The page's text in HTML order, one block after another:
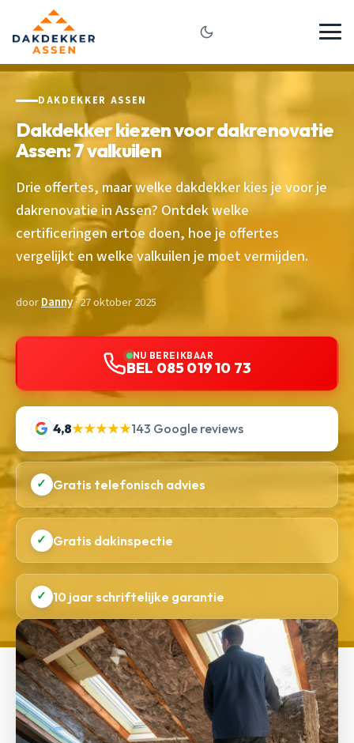
DAKDEKKER ASSEN
Dakdekker kiezen voor dakrenovatie
Assen: 7 valkuilen
Drie offertes, maar welke dakdekker kies je voor je
dakrenovatie in Assen? Ontdek welke
certificeringen ertoe doen, hoe je offertes
vergelijkt en welke valkuilen je moet vermijden.
doorDanny· 27 oktober 2025
NU BEREIKBAAR
BEL 085 019 10 73
4,8★★★★★143 Google reviews
✓ Gratis telefonisch advies
✓ Gratis dakinspectie
✓ 10 jaar schriftelijke garantie